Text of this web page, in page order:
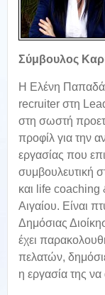
Σύμβουλος
Η Ελένη
recruiter στη
στη σωστή
προφίλ για την
εργασίας που
συμβουλευτική
και life coaching
Αιγαίου. Είναι
Δημόσιας
έχει
πελατών,
η εργασία της